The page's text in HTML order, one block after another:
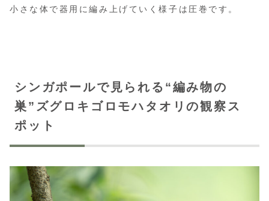
小さな体で器用に編み上げていく様子は圧巻です。
シンガポールで見られる“編み物の
巣”ズグロキゴロモハタオリの観察ス
ポット